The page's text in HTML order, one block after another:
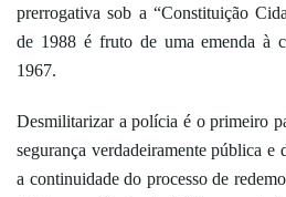
prerrogativa sob a “Constituição
de 1988 é fruto de uma emenda à
1967.
Desmilitarizar a polícia é o primeiro
segurança verdadeiramente pública e
a continuidade do processo de